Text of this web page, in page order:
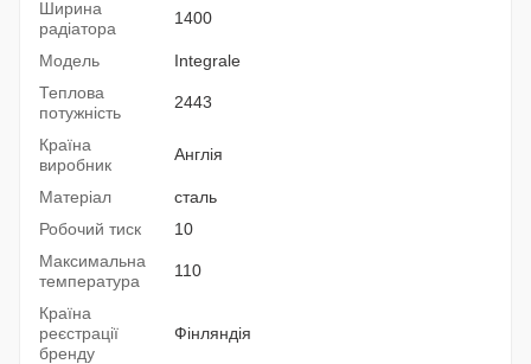
Ширина
радіатора
1400
Модель
Integrale
Теплова
потужність
2443
Країна
виробник
Англія
Матеріал
сталь
Робочий тиск
10
Максимальна
температура
110
Країна
реєстрації
бренду
Фінляндія